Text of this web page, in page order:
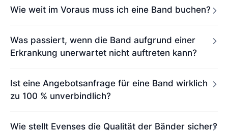
Wie weit im Voraus muss ich eine Band buchen?
Was passiert, wenn die Band aufgrund einer
Erkrankung unerwartet nicht auftreten kann?
Ist eine Angebotsanfrage für eine Band wirklich
zu 100 % unverbindlich?
Wie stellt Evenses die Qualität der Bänder sicher?